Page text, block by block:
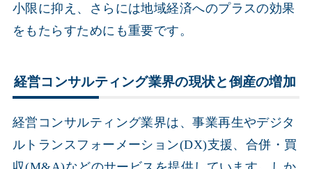
小限に抑え、さらには地域経済へのプラスの効果
をもたらすためにも重要です。
経営コンサルティング業界の現状と倒産の増加
経営コンサルティング業界は、事業再生やデジタ
ルトランスフォーメーション(DX)支援、合併・買